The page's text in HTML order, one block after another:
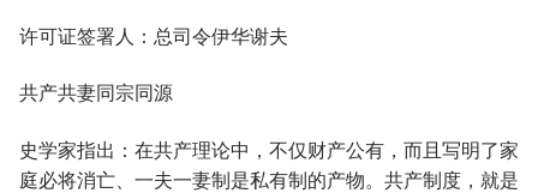
许可证签署人：总司令伊华谢夫
共产共妻同宗同源
史学家指出：在共产理论中，不仅财产公有，而且写明了家
庭必将消亡、一夫一妻制是私有制的产物。共产制度，就是